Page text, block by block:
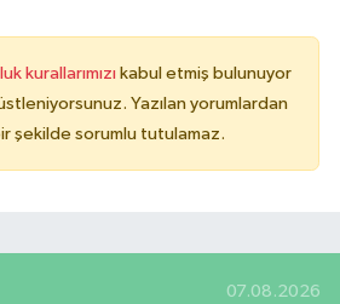
kurallarımızı kabul etmiş bulunuyor
Yazılan yorumlardan
şekilde sorumlu tutulamaz.
07.08.2026